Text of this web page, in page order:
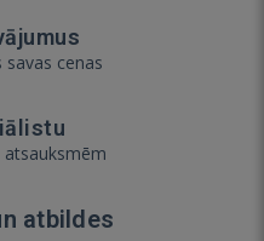
savas cenas
atsauksmēm
atbildes